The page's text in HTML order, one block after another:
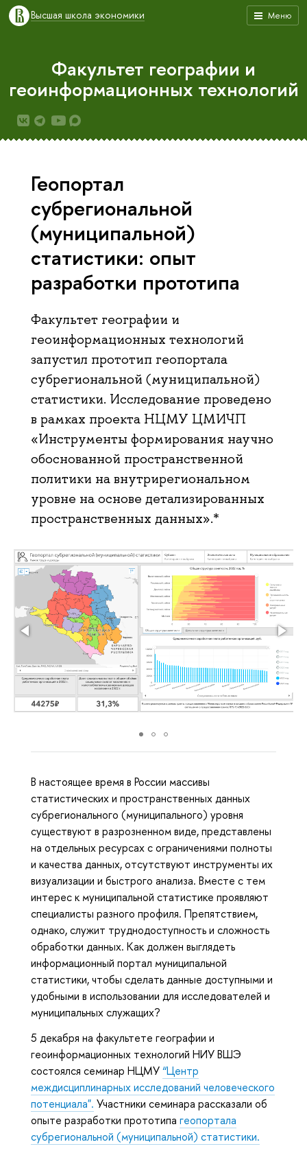
Меню
Высшая школа экономики
Факультет географии и
геоинформационных технологий
Геопортал
субрегиональной
(муниципальной)
статистики: опыт
разработки прототипа
Факультет географии и
геоинформационных технологий
запустил прототип геопортала
субрегиональной (муниципальной)
статистики. Исследование проведено
в рамках проекта НЦМУ ЦМИЧП
«Инструменты формирования научно
обоснованной пространственной
политики на внутрирегиональном
уровне на основе детализированных
пространственных данных».*
В настоящее время в России массивы
статистических и пространственных данных
субрегионального (муниципального) уровня
существуют в разрозненном виде, представлены
на отдельных ресурсах с ограничениями полноты
и качества данных, отсутствуют инструменты их
визуализации и быстрого анализа. Вместе с тем
интерес к муниципальной статистике проявляют
специалисты разного профиля. Препятствием,
однако, служит труднодоступность и сложность
обработки данных. Как должен выглядеть
информационный портал муниципальной
статистики, чтобы сделать данные доступными и
удобными в использовании для исследователей и
муниципальных служащих?
5 декабря на факультете географии и
геоинформационных технологий НИУ ВШЭ
состоялся семинар НЦМУ“Центр
междисциплинарных исследований человеческого
потенциала". Участники семинара рассказали об
опыте разработки прототипа геопортала
субрегиональной (муниципальной) статистики.